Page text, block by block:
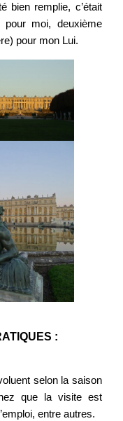
bien remplie, c’était
pour moi, deuxième
pour mon Lui.
:
selon la saison
que la visite est
entre autres.